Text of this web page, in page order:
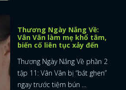
Thương Ngày Nắng Về:
Vân Vân làm mẹ khổ tâm,
biến cố liên tục xảy đến
Thương Ngày Nắng Về phần 2
tập 11: Vân Vân bị “bắt ghen”
ngay trước tiệm bún ...